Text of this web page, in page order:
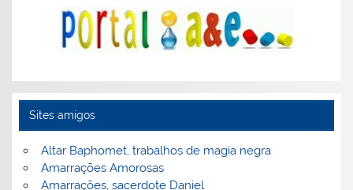
Sites amigos
Altar Baphomet, trabalhos de magia negra
Amarrações Amorosas
Amarrações, sacerdote Daniel